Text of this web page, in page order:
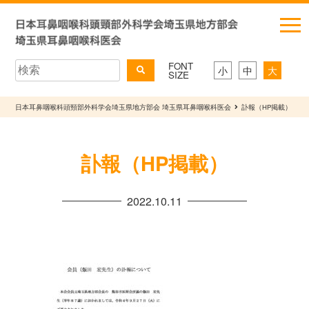
FONT
SIZE 小 中 大
日本耳鼻咽喉科頭頸部外科学会埼玉県地方部会 埼玉県耳鼻咽喉科医会 訃報（HP掲載）
訃報（HP掲載）
2022.10.11